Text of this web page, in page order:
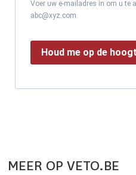
Voer uw e-mailadres in om u te
abc@xyz.com.
Houd me op de
MEER OP VETO.BE